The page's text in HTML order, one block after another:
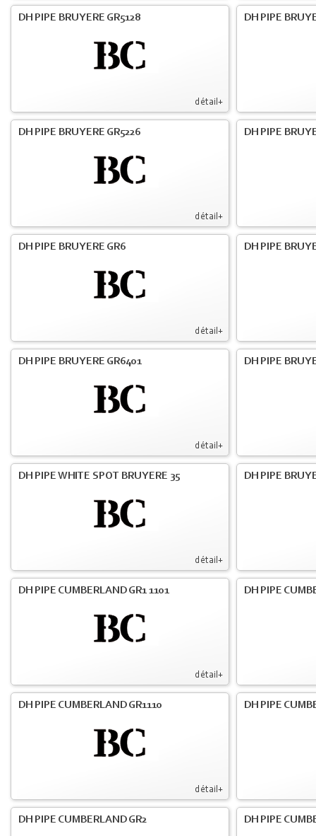
détail+
DH PIPE BRUYERE GR5128 DH PIPE
détail+
DH PIPE BRUYERE GR5226 DH PIPE
détail+
DH PIPE BRUYERE GR6 DH PIPE
détail+
DH PIPE BRUYERE GR6401 DH PIPE
détail+
DH PIPE WHITE SPOT BRUYERE 35 DH PIPE
détail+
DH PIPE CUMBERLAND GR1 1101 DH PIPE
détail+
DH PIPE CUMBERLAND GR1110 DH PIPE
DH PIPE CUMBERLAND GR2 DH PIPE